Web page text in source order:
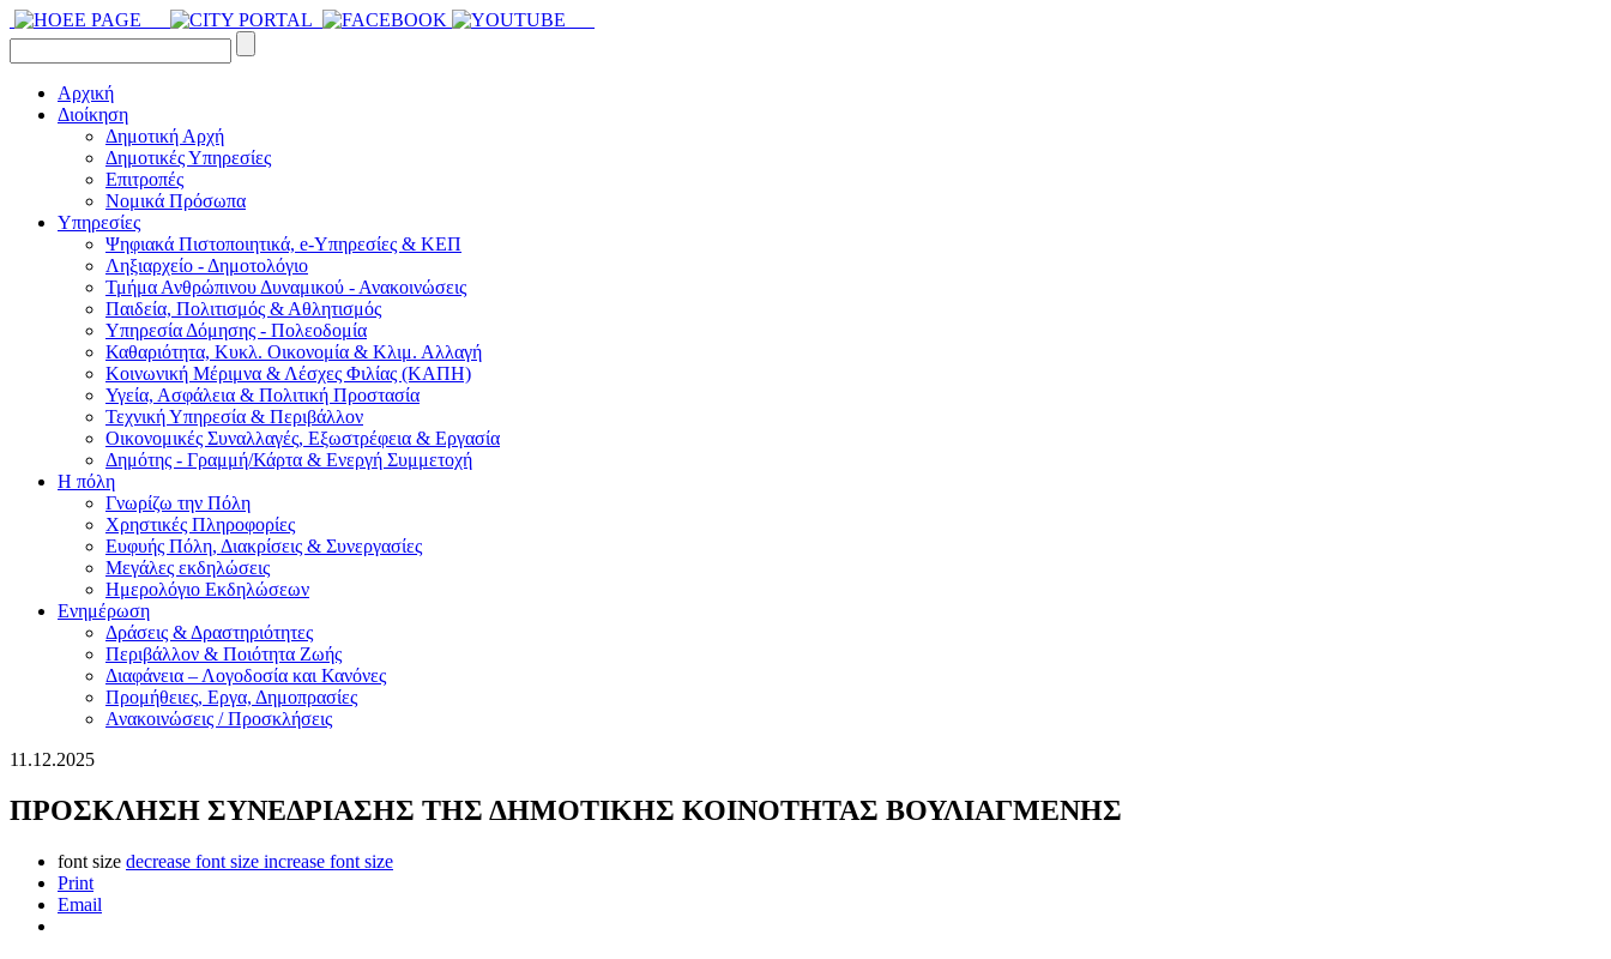
Αρχική
Διοίκηση
Δημοτική Αρχή
Δημοτικές Υπηρεσίες
Επιτροπές
Νομικά Πρόσωπα
Υπηρεσίες
Ψηφιακά Πιστοποιητικά, e-Υπηρεσίες & ΚΕΠ
Ληξιαρχείο - Δημοτολόγιο
Τμήμα Ανθρώπινου Δυναμικού - Ανακοινώσεις
Παιδεία, Πολιτισμός & Αθλητισμός
Υπηρεσία Δόμησης - Πολεοδομία
Καθαριότητα, Κυκλ. Οικονομία & Κλιμ. Αλλαγή
Kοινωνική Μέριμνα & Λέσχες Φιλίας (ΚΑΠΗ)
Υγεία, Ασφάλεια & Πολιτική Προστασία
Τεχνική Υπηρεσία & Περιβάλλον
Οικονομικές Συναλλαγές, Εξωστρέφεια & Εργασία
Δημότης - Γραμμή/Κάρτα & Ενεργή Συμμετοχή
Η πόλη
Γνωρίζω την Πόλη
Χρηστικές Πληροφορίες
Ευφυής Πόλη, Διακρίσεις & Συνεργασίες
Μεγάλες εκδηλώσεις
Ημερολόγιο Εκδηλώσεων
Ενημέρωση
Δράσεις & Δραστηριότητες
Περιβάλλον & Ποιότητα Ζωής
Διαφάνεια – Λογοδοσία και Κανόνες
Προμήθειες, Εργα, Δημοπρασίες
Ανακοινώσεις / Προσκλήσεις
11.12.2025
ΠΡΟΣΚΛΗΣΗ ΣΥΝΕΔΡΙΑΣΗΣ ΤΗΣ ΔΗΜΟΤΙΚΗΣ ΚΟΙΝΟΤΗΤΑΣ ΒΟΥΛΙΑΓΜΕΝΗΣ
font size decrease font size increase font size
Print
Email